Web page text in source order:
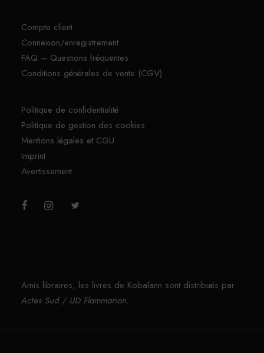
Compte client
Connexion/enregistrement
FAQ – Questions fréquentes
Conditions générales de vente (CGV)
Politique de confidentialité
Politique de gestion des cookies
Mentions légales et CGU
Imprint
Avertissement
Amis libraires, les livres de Kobalann sont distribués par
Actes Sud / UD Flammarion.